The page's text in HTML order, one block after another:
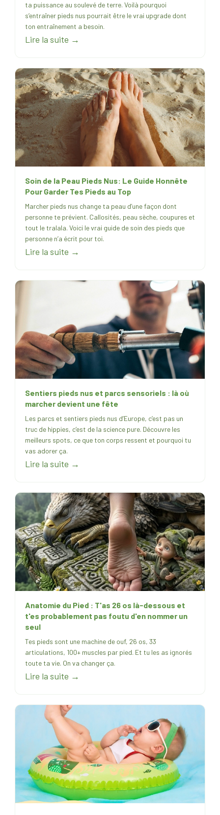
ta puissance au soulevé de terre. Voilà pourquoi
s’entraîner pieds nus pourrait être le vrai upgrade dont
ton entraînement a besoin.
Lire la suite →
Soin de la Peau Pieds Nus: Le Guide Honnête
Pour Garder Tes Pieds au Top
Marcher pieds nus change ta peau d’une façon dont
personne te prévient. Callosités, peau sèche, coupures et
tout le tralala. Voici le vrai guide de soin des pieds que
personne n’a écrit pour toi.
Lire la suite →
Sentiers pieds nus et parcs sensoriels : là où
marcher devient une fête
Les parcs et sentiers pieds nus d’Europe, c’est pas un
truc de hippies, c’est de la science pure. Découvre les
meilleurs spots, ce que ton corps ressent et pourquoi tu
vas adorer ça.
Lire la suite →
Anatomie du Pied : T'as 26 os là-dessous et
t'es probablement pas foutu d'en nommer un
seul
Tes pieds sont une machine de ouf, 26 os, 33
articulations, 100+ muscles par pied. Et tu les as ignorés
toute ta vie. On va changer ça.
Lire la suite →